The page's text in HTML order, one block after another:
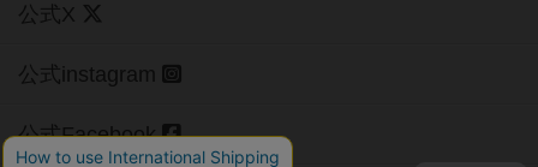
公式X
公式instagram
公式Facebook